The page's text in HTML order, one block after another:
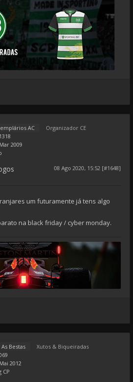
AC
Organizador CE
2009
08 Ago 2020, 15:52 [#1648]
um futuramente já tens algo
na black friday / cyber monday.
As Bestas
Xutos & Biqueiradas
2012
CP